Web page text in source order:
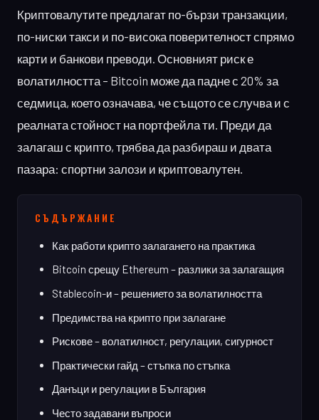
Криптовалутите предлагат по-бързи транзакции,
по-ниски такси и по-висока поверителност спрямо
карти и банкови преводи. Основният риск е
волатилността – Bitcoin може да падне с 20% за
седмица, което означава, че същото се случва и с
реалната стойност на портфейла ти. Преди да
залагаш с крипто, трябва да разбираш и двата
пазара: спортни залози и криптовалутен.
СЪДЪРЖАНИЕ
Как работи крипто залагането на практика
Bitcoin срещу Ethereum – разлики за залагащия
Stablecoin-и – решението за волатилността
Предимства на крипто при залагане
Рискове – волатилност, регулации, сигурност
Практически гайд – стъпка по стъпка
Данъци и регулации в България
Често задавани въпроси